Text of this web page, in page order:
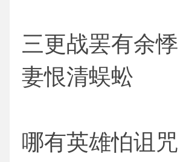
三更战罢有余
妻恨清蜈蚣
哪有英雄怕诅